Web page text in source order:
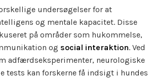
undersøgelser for at
og mentale kapacitet. Disse
på områder som hukommelse,
og social interaktion. Ved
adfærdseksperimenter, neurologiske
tests kan forskerne få indsigt i hundes